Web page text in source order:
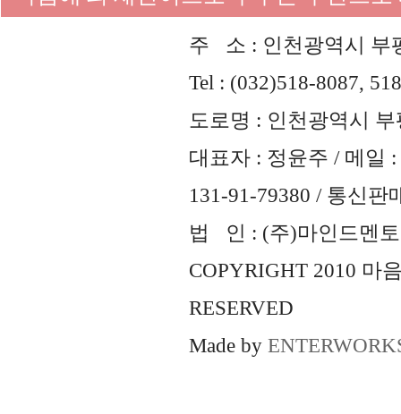
주 소 : 인천광역시 부
Tel : (032)518-8087,
도로명 : 인천광역시
대표자 : 정윤주 / 메일 :
131-91-79380 / 통신판
법 인 : (주)마인드멘토
COPYRIGHT 2010 마
RESERVED
Made by